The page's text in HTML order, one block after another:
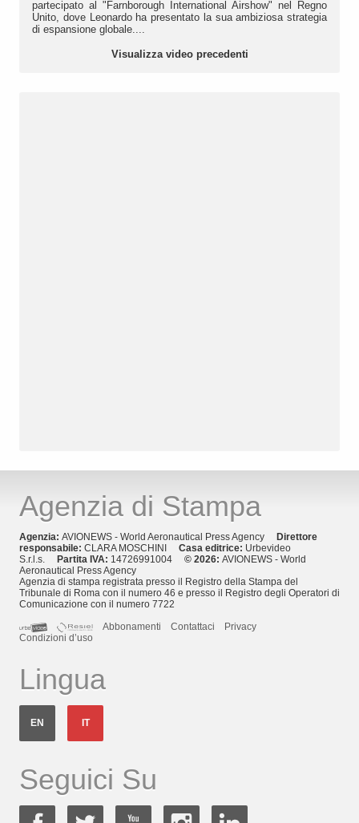
partecipato al "Farnborough International Airshow" nel Regno
Unito, dove Leonardo ha presentato la sua ambiziosa strategia
di espansione globale....
Visualizza video precedenti
Agenzia di Stampa
Agenzia: AVIONEWS - World Aeronautical Press Agency
Direttore
responsabile: CLARA MOSCHINI Casa editrice: Urbevideo
S.r.l.s.
Partita IVA: 14726991004 © 2026: AVIONEWS - World
Aeronautical Press Agency
Agenzia di stampa registrata presso il Registro della Stampa del
Tribunale di Roma con il numero 46 e presso il Registro degli Operatori di
Comunicazione con il numero 7722
Abbonamenti
Contattaci
Privacy
Condizioni d’uso
Lingua
EN IT
Seguici Su